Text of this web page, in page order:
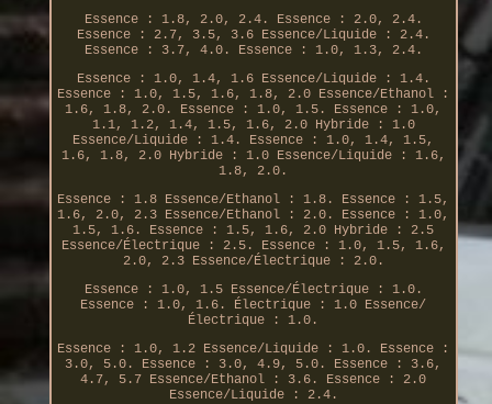
Essence : 1.8, 2.0, 2.4. Essence : 2.0, 2.4.
Essence : 2.7, 3.5, 3.6 Essence/Liquide : 2.4.
Essence : 3.7, 4.0. Essence : 1.0, 1.3, 2.4.
Essence : 1.0, 1.4, 1.6 Essence/Liquide : 1.4.
Essence : 1.0, 1.5, 1.6, 1.8, 2.0 Essence/Ethanol :
1.6, 1.8, 2.0. Essence : 1.0, 1.5. Essence : 1.0,
1.1, 1.2, 1.4, 1.5, 1.6, 2.0 Hybride : 1.0
Essence/Liquide : 1.4. Essence : 1.0, 1.4, 1.5,
1.6, 1.8, 2.0 Hybride : 1.0 Essence/Liquide : 1.6,
1.8, 2.0.
Essence : 1.8 Essence/Ethanol : 1.8. Essence : 1.5,
1.6, 2.0, 2.3 Essence/Ethanol : 2.0. Essence : 1.0,
1.5, 1.6. Essence : 1.5, 1.6, 2.0 Hybride : 2.5
Essence/Électrique : 2.5. Essence : 1.0, 1.5, 1.6,
2.0, 2.3 Essence/Électrique : 2.0.
Essence : 1.0, 1.5 Essence/Électrique : 1.0.
Essence : 1.0, 1.6. Électrique : 1.0 Essence/
Électrique : 1.0.
Essence : 1.0, 1.2 Essence/Liquide : 1.0. Essence :
3.0, 5.0. Essence : 3.0, 4.9, 5.0. Essence : 3.6,
4.7, 5.7 Essence/Ethanol : 3.6. Essence : 2.0
Essence/Liquide : 2.4.